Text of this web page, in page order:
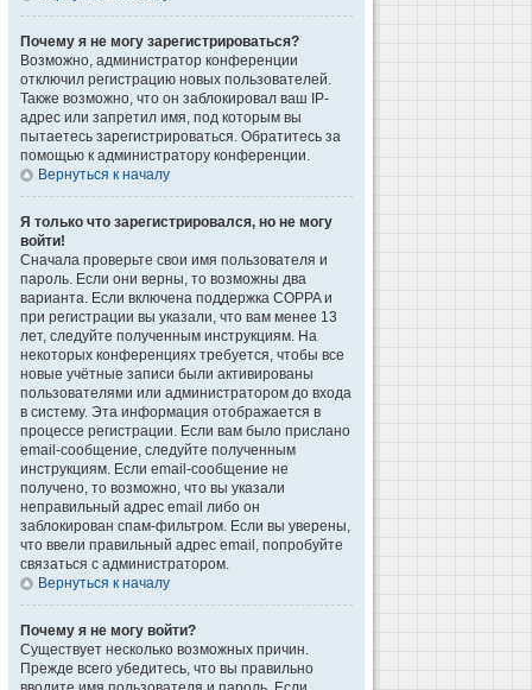
Почему я не могу зарегистрироваться?
Возможно, администратор конференции
отключил регистрацию новых пользователей.
Также возможно, что он заблокировал ваш IP-
адрес или запретил имя, под которым вы
пытаетесь зарегистрироваться. Обратитесь за
помощью к администратору конференции.
Вернуться к началу
Я только что зарегистрировался, но не могу
войти!
Сначала проверьте свои имя пользователя и
пароль. Если они верны, то возможны два
варианта. Если включена поддержка COPPA и
при регистрации вы указали, что вам менее 13
лет, следуйте полученным инструкциям. На
некоторых конференциях требуется, чтобы все
новые учётные записи были активированы
пользователями или администратором до входа
в систему. Эта информация отображается в
процессе регистрации. Если вам было прислано
email-сообщение, следуйте полученным
инструкциям. Если email-сообщение не
получено, то возможно, что вы указали
неправильный адрес email либо он
заблокирован спам-фильтром. Если вы уверены,
что ввели правильный адрес email, попробуйте
связаться с администратором.
Вернуться к началу
Почему я не могу войти?
Существует несколько возможных причин.
Прежде всего убедитесь, что вы правильно